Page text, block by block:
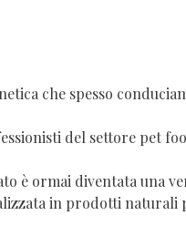
che spesso
del settore pet
è ormai diventata una
in prodotti